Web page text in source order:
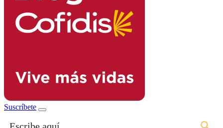
Suscríbete